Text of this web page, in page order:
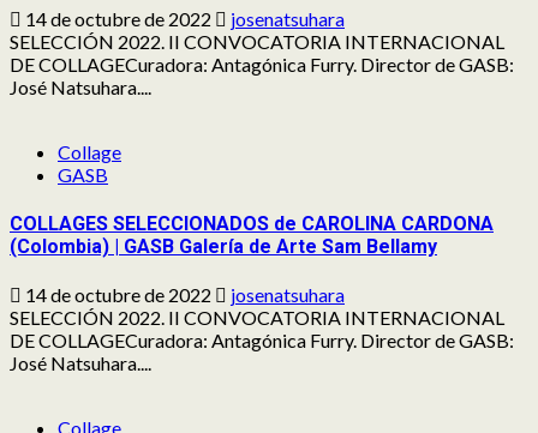
14 de octubre de 2022
josenatsuhara
SELECCIÓN 2022. II CONVOCATORIA INTERNACIONAL
DE COLLAGECuradora: Antagónica Furry. Director de GASB:
José Natsuhara....
Collage
GASB
COLLAGES SELECCIONADOS de CAROLINA CARDONA
(Colombia) | GASB Galería de Arte Sam Bellamy
14 de octubre de 2022
josenatsuhara
SELECCIÓN 2022. II CONVOCATORIA INTERNACIONAL
DE COLLAGECuradora: Antagónica Furry. Director de GASB:
José Natsuhara....
Collage